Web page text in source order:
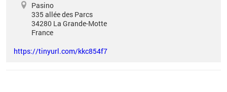
Pasino
335 allée des Parcs
34280 La Grande-Motte
France
https://tinyurl.com/kkc854f7